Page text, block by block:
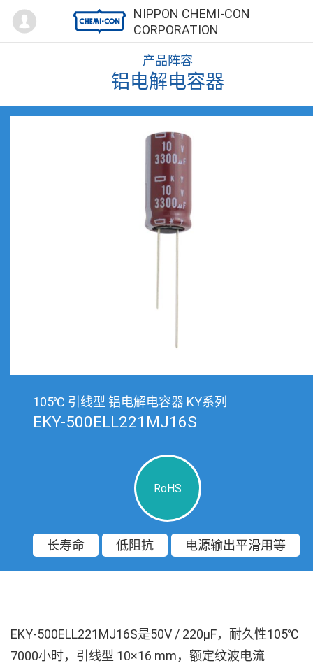
NIPPON CHEMI-CON
CORPORATION
Mypage
产品阵容
铝电解电容器
105℃ 引线型 铝电解电容器 KY系列
EKY-500ELL221MJ16S
RoHS
长寿命 低阻抗 电源输出平滑用等
EKY-500ELL221MJ16S是50V / 220µF，耐久性105℃
7000小时，引线型 10×16 mm，额定纹波电流